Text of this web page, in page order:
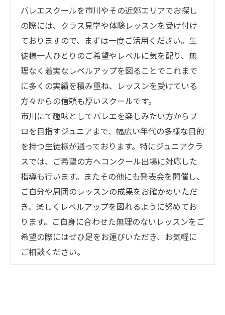
バレエスクールを市川やその近郊エリアでお探し
の際には、クラス見学や体験レッスンを受け付け
ておりますので、まずは一度ご活用ください。生
徒様一人ひとりのご希望やレベルに気を配り、無
理なく着実なレベルアップを図ることでこれまで
に多くの実績を積み重ね、レッスンを受けている
方々からの信頼も厚いスクールです。
市川にて趣味としてバレエを楽しみたい方からプ
ロを目指すジュニアまで、幅広い年代の多様な目的
を持つ生徒様が通っております。特にジュニアクラ
スでは、ご希望の方へコンクール出場に対応した
指導も行います。またその他にも発表会を開催し、
ご自分や周囲のレッスンの成果をお確かめいただ
き、楽しくレベルアップを図れるように努めてお
ります。ご自身に合わせた無理のないレッスンをご
希望の際にはぜひ足をお運びいただき、お気軽に
ご相談ください。